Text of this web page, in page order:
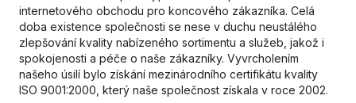
internetového obchodu pro koncového zákazníka. Celá
doba existence společnosti se nese v duchu neustálého
zlepšování kvality nabízeného sortimentu a služeb, jakož i
spokojenosti a péče o naše zákazníky. Vyvrcholením
našeho úsilí bylo získání mezinárodního certifikátu kvality
ISO 9001:2000, který naše společnost získala v roce 2002.